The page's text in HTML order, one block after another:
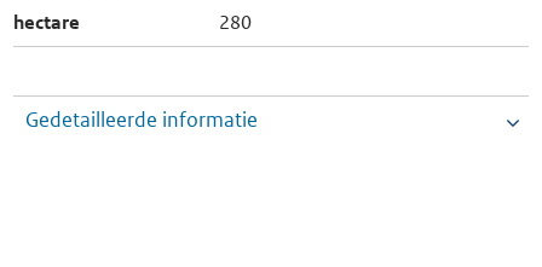
hectare
280
Gedetailleerde informatie